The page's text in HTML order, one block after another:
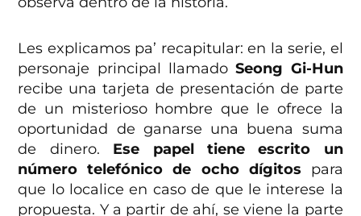
Les explicamos pa’ recapitular: en la serie, el
personaje principal llamadoSeong Gi-Hun
recibe una tarjeta de presentación de parte
de un misterioso hombre que le ofrece la
oportunidad de ganarse una buena suma
de dinero. Ese papel tiene escrito un
número telefónico de ocho dígitos para
que lo localice en caso de que le interese la
propuesta. Y a partir de ahí, se viene la parte